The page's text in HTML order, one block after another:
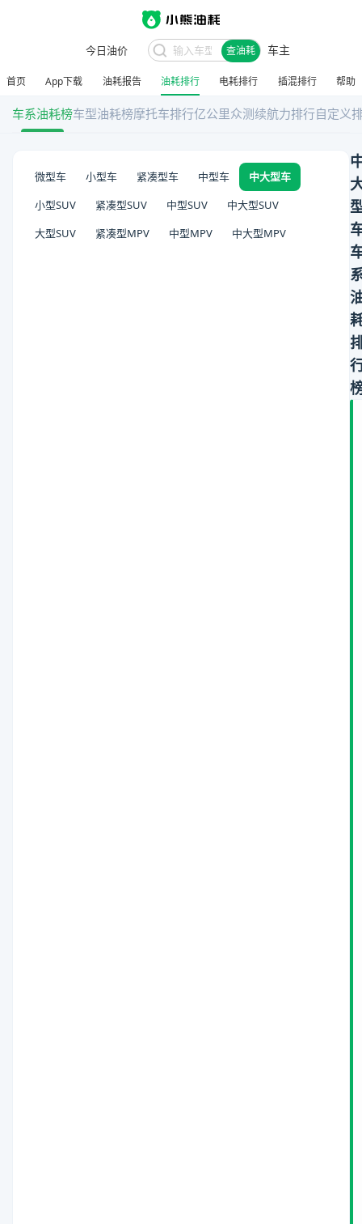
今日油价 查油耗 车主
首页 App下载 油耗报告 油耗排行 电耗排行 插混排行 帮助
车系油耗榜车型油耗榜摩托车排行亿公里众测续航力排行自定义
微型车 小型车 紧凑型车 中型车
中大型车
小型SUV
紧凑型SUV 中型SUV
中大型SUV
大型SUV
紧凑型MPV 中型MPV 中大型MPV